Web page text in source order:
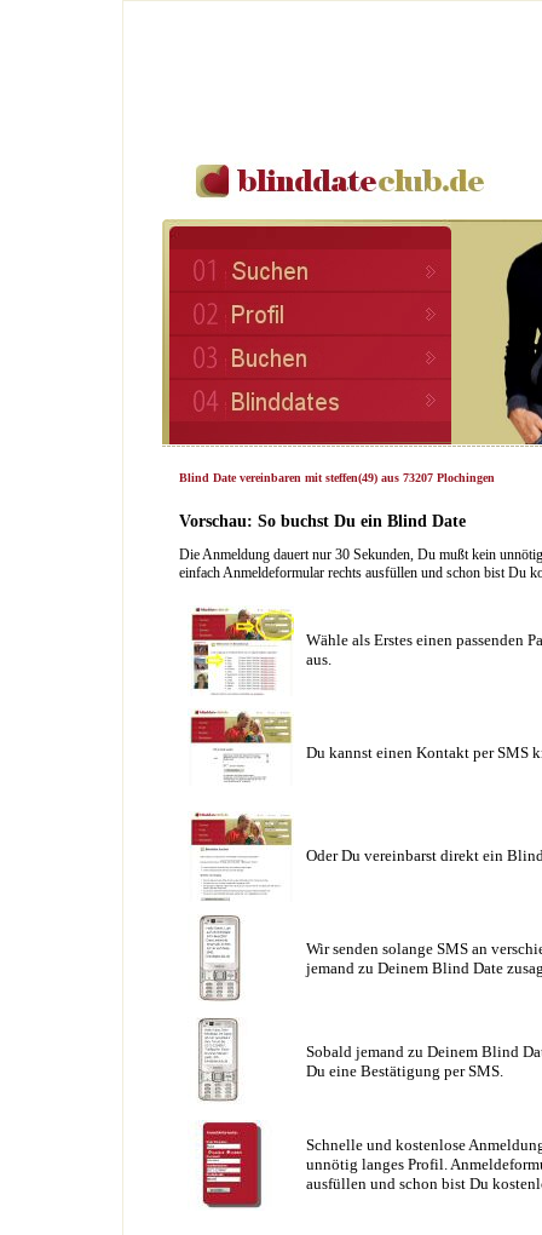
Blind Date vereinbaren mit steffen(49) aus 73207 Plochingen
Vorschau: So buchst Du ein Blind Date
Die Anmeldung dauert nur 30 Sekunden, Du mußt kein
einfach Anmeldeformular rechts ausfüllen und schon bist Du
Wähle als Erstes einen passenden
aus.
Du kannst einen Kontakt per SMS
Oder Du vereinbarst direkt ein
Wir senden solange SMS an
jemand zu Deinem Blind Date
Sobald jemand zu Deinem Blind
Du eine Bestätigung per SMS.
Schnelle und kostenlose
unnötig langes Profil.
ausfüllen und schon bist Du